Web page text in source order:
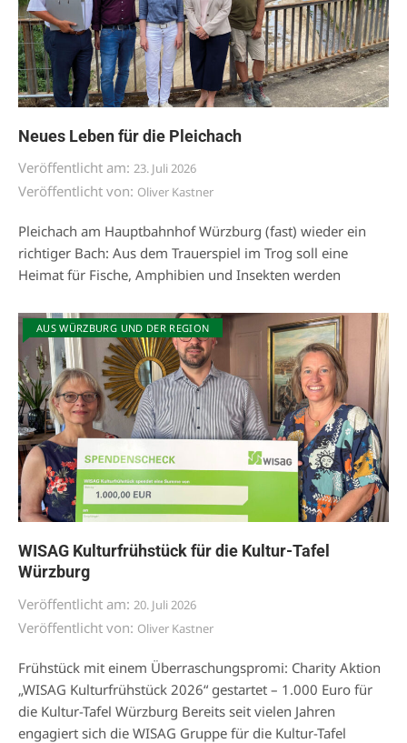
Neues Leben für die Pleichach
Veröffentlicht am: 23. Juli 2026
Veröffentlicht von: Oliver Kastner
Pleichach am Hauptbahnhof Würzburg (fast) wieder ein
richtiger Bach: Aus dem Trauerspiel im Trog soll eine
Heimat für Fische, Amphibien und Insekten werden
AUS WÜRZBURG UND DER REGION
WISAG Kulturfrühstück für die Kultur-Tafel
Würzburg
Veröffentlicht am: 20. Juli 2026
Veröffentlicht von: Oliver Kastner
Frühstück mit einem Überraschungspromi: Charity Aktion
„WISAG Kulturfrühstück 2026“ gestartet – 1.000 Euro für
die Kultur-Tafel Würzburg Bereits seit vielen Jahren
engagiert sich die WISAG Gruppe für die Kultur-Tafel